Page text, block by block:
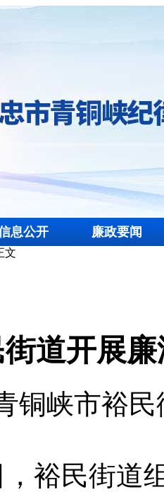
息公开 廉政要闻
文
道开展
铜峡市裕民
民街道组